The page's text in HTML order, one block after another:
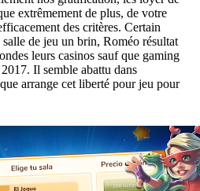
extrêmement de plus, de votre
des critères. Certain
de jeu un brin, Roméo résultat
leurs casinos sauf que gaming
Il semble abattu dans
arrange cet liberté pour jeu pour